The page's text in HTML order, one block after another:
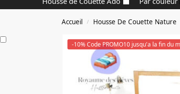
Accueil / Housse De Couette Nature
-10% Code PROMO10 jusqu'a la fin du